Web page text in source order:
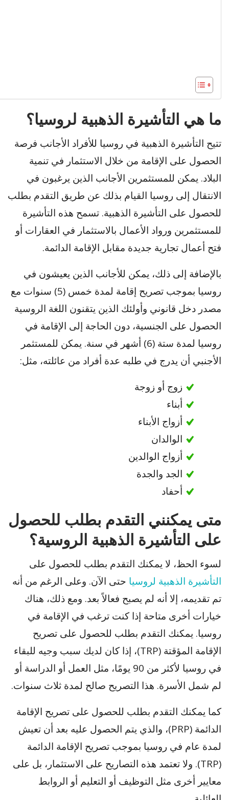
ما هي التأشيرة الذهبية لروسيا؟
تتيح التأشيرة الذهبية في روسيا للأفراد الأجانب فرصة
الحصول على الإقامة من خلال الاستثمار في تنمية
البلاد. يمكن للمستثمرين الأجانب الذين يرغبون في
الانتقال إلى روسيا القيام بذلك عن طريق التقدم بطلب
للحصول على التأشيرة الذهبية. تسمح هذه التأشيرة
للمستثمرين ورواد الأعمال بالاستثمار في العقارات أو
فتح أعمال تجارية جديدة مقابل الإقامة الدائمة.
بالإضافة إلى ذلك، يمكن للأجانب الذين يعيشون في
روسيا بموجب تصريح إقامة لمدة خمس (5) سنوات مع
مصدر دخل قانوني وأولئك الذين يتقنون اللغة الروسية
الحصول على الجنسية، دون الحاجة إلى الإقامة في
روسيا لمدة ستة (6) أشهر في سنة. يمكن للمستثمر
الأجنبي أن يدرج في طلبه عدة أفراد من عائلته، مثل:
زوج أو زوجة
أبناء
أزواج الأبناء
الوالدان
أزواج الوالدين
الجد والجدة
أحفاد
متى يمكنني التقدم بطلب للحصول
على التأشيرة الذهبية الروسية؟
لسوء الحظ، لا يمكنك التقدم بطلب للحصول على
التأشيرة الذهبية لروسيا حتى الآن. وعلى الرغم من أنه
تم تقديمه، إلا أنه لم يصبح فعالاً بعد. ومع ذلك، هناك
خيارات أخرى متاحة إذا كنت ترغب في الإقامة في
روسيا. يمكنك التقدم بطلب للحصول على تصريح
الإقامة المؤقتة (TRP)، إذا كان لديك سبب وجيه للبقاء
في روسيا لأكثر من 90 يومًا، مثل العمل أو الدراسة أو
لم شمل الأسرة. هذا التصريح صالح لمدة ثلاث سنوات.
كما يمكنك التقدم بطلب للحصول على تصريح الإقامة
الدائمة (PRP)، والذي يتم الحصول عليه بعد أن تعيش
لمدة عام في روسيا بموجب تصريح الإقامة الدائمة
(TRP). ولا تعتمد هذه التصاريح على الاستثمار، بل على
معايير أخرى مثل التوظيف أو التعليم أو الروابط